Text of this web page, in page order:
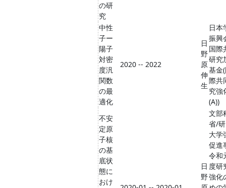
の研
究
中性
子ー
陽子
対密
度汎
関数
の最
適化
2020 -- 2022
日
野
原
伸
生
日本
振興
国際
研究
基金
際共
究強
(A))
不安
定原
子核
の基
底状
態に
おけ
日
野
文部
省/
大学
促進
令和
度研
強化